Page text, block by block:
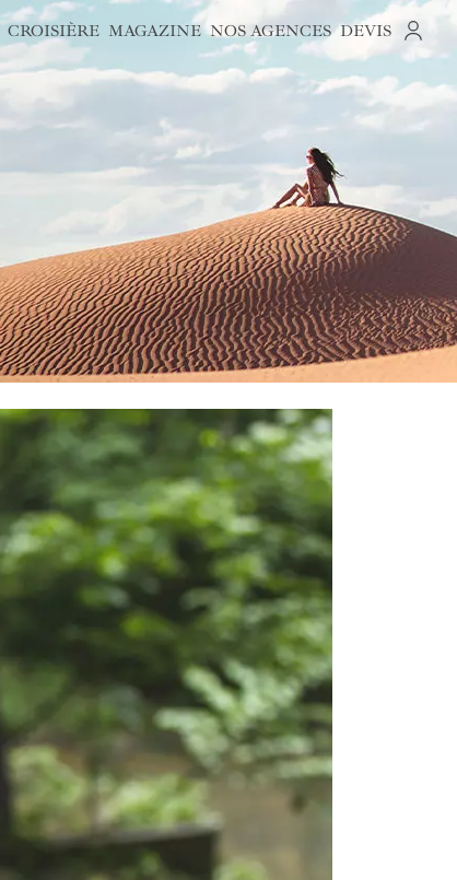
CROISIÈRE MAGAZINE NOS AGENCES DEVIS